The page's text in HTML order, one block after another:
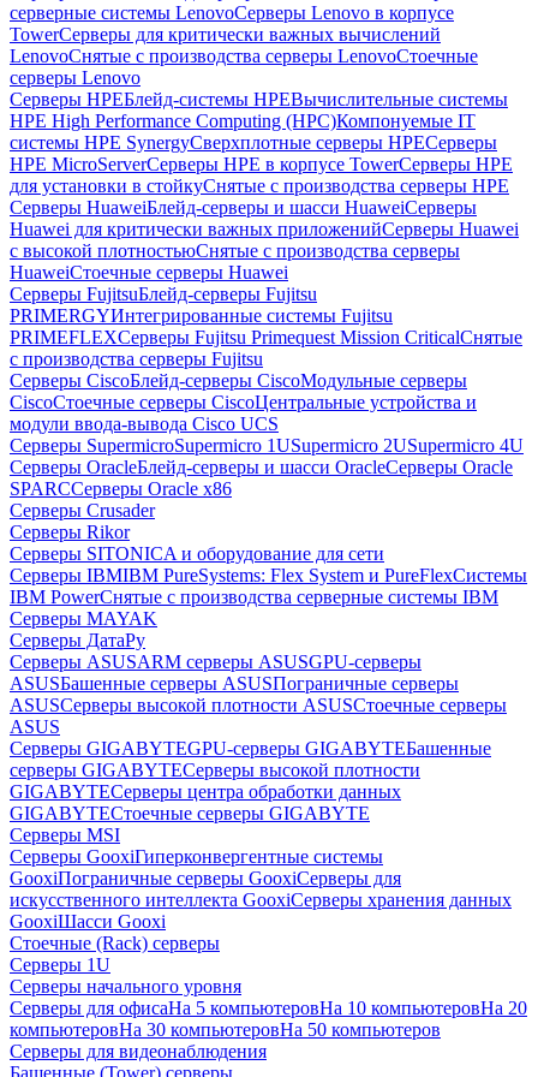
серверные системы LenovoСерверы Lenovo в корпусе
TowerСерверы для критически важных вычислений
LenovoСнятые с производства серверы LenovoСтоечные
серверы Lenovo
Серверы HPEБлейд-системы HPEВычислительные системы
HPE High Performance Computing (HPC)Компонуемые IT
системы HPE SynergyСверхплотные серверы HPEСерверы
HPE MicroServerСерверы HPE в корпусе TowerСерверы HPE
для установки в стойкуСнятые с производства серверы HPE
Серверы HuaweiБлейд-серверы и шасси HuaweiСерверы
Huawei для критически важных приложенийСерверы Huawei
с высокой плотностьюСнятые с производства серверы
HuaweiСтоечные серверы Huawei
Серверы FujitsuБлейд-серверы Fujitsu
PRIMERGYИнтегрированные системы Fujitsu
PRIMEFLEXСерверы Fujitsu Primequest Mission CriticalСнятые
с производства серверы Fujitsu
Серверы CiscoБлейд-серверы CiscoМодульные серверы
CiscoСтоечные серверы CiscoЦентральные устройства и
модули ввода-вывода Cisco UCS
Серверы SupermicroSupermicro 1USupermicro 2USupermicro 4U
Серверы OracleБлейд-серверы и шасси OracleСерверы Oracle
SPARCСерверы Oracle x86
Серверы Crusader
Серверы Rikor
Серверы SITONICA и оборудование для сети
Серверы IBMIBM PureSystems: Flex System и PureFlexСистемы
IBM PowerСнятые с производства серверные системы IBM
Серверы MAYAK
Серверы ДатаРу
Серверы ASUSARM серверы ASUSGPU-серверы
ASUSБашенные серверы ASUSПограничные серверы
ASUSСерверы высокой плотности ASUSСтоечные серверы
ASUS
Серверы GIGABYTEGPU-серверы GIGABYTEБашенные
серверы GIGABYTEСерверы высокой плотности
GIGABYTEСерверы центра обработки данных
GIGABYTEСтоечные серверы GIGABYTE
Серверы MSI
Серверы GooxiГиперконвергентные системы
GooxiПограничные серверы GooxiСерверы для
искусственного интеллекта GooxiСерверы хранения данных
GooxiШасси Gooxi
Стоечные (Rack) серверы
Серверы 1U
Серверы начального уровня
Серверы для офисаНа 5 компьютеровНа 10 компьютеровНа 20
компьютеровНа 30 компьютеровНа 50 компьютеров
Серверы для видеонаблюдения
Башенные (Tower) серверы